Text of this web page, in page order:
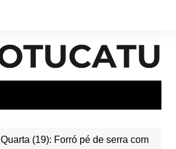
Quarta (19): Forró pé de serra com